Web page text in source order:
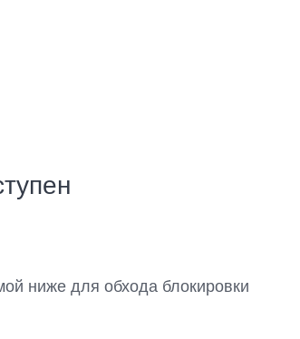
ниже для обхода блокировки